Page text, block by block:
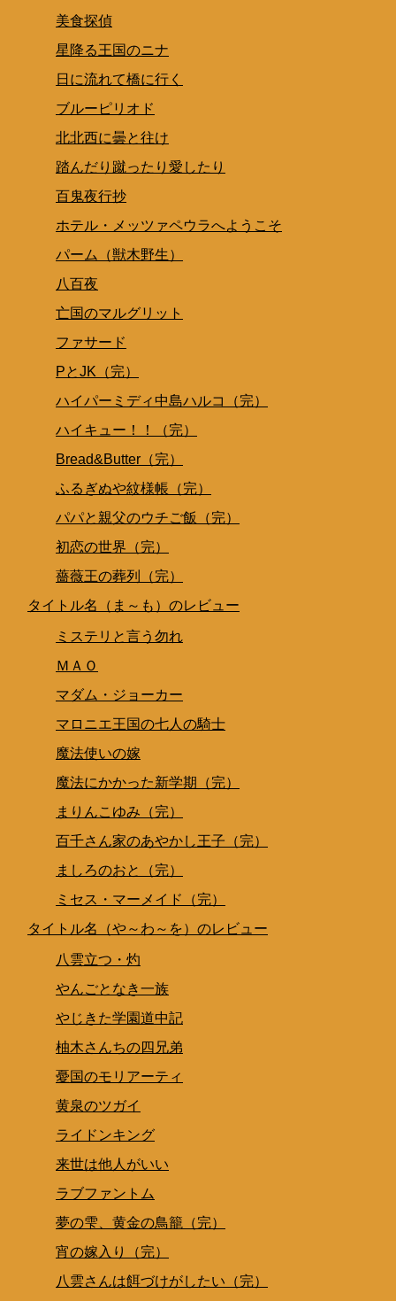
美食探偵
星降る王国のニナ
日に流れて橋に行く
ブルーピリオド
北北西に曇と往け
踏んだり蹴ったり愛したり
百鬼夜行抄
ホテル・メッツァペウラへようこそ
パーム（獣木野生）
八百夜
亡国のマルグリット
ファサード
PとJK（完）
ハイパーミディ中島ハルコ（完）
ハイキュー！！（完）
Bread&Butter（完）
ふるぎぬや紋様帳（完）
パパと親父のウチご飯（完）
初恋の世界（完）
薔薇王の葬列（完）
タイトル名（ま～も）のレビュー
ミステリと言う勿れ
ＭＡＯ
マダム・ジョーカー
マロニエ王国の七人の騎士
魔法使いの嫁
魔法にかかった新学期（完）
まりんこゆみ（完）
百千さん家のあやかし王子（完）
ましろのおと（完）
ミセス・マーメイド（完）
タイトル名（や～わ～を）のレビュー
八雲立つ・灼
やんごとなき一族
やじきた学園道中記
柚木さんちの四兄弟
憂国のモリアーティ
黄泉のツガイ
ライドンキング
来世は他人がいい
ラブファントム
夢の雫、黄金の鳥籠（完）
宵の嫁入り（完）
八雲さんは餌づけがしたい（完）